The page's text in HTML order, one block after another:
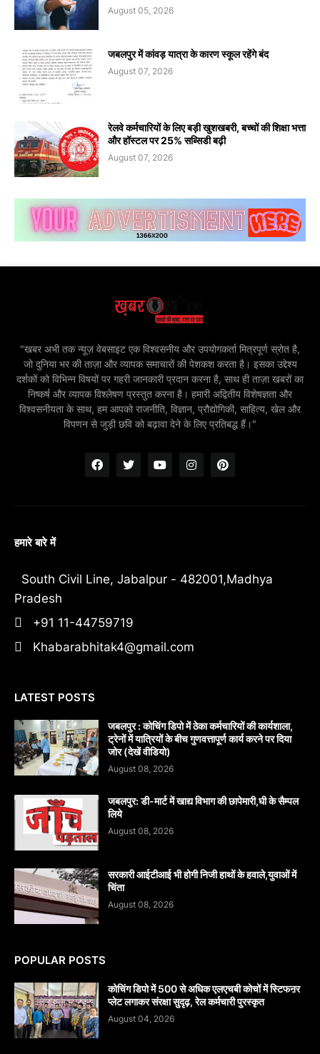
August 05, 2026
जबलपुर में कांवड़ यात्रा के कारण स्कूल रहेंगे बंद
August 07, 2026
रेलवे कर्मचारियों के लिए बड़ी खुशखबरी, बच्चों की शिक्षा भत्ता
और हॉस्टल पर 25% सब्सिडी बढ़ी
August 07, 2026
"खबर अभी तक न्यूज़ वेबसाइट एक विश्वसनीय और उपयोगकर्ता मित्रपूर्ण स्रोत है,
जो दुनिया भर की ताज़ा और व्यापक समाचारों की पेशकश करता है। इसका उद्देश्य
दर्शकों को विभिन्न विषयों पर गहरी जानकारी प्रदान करना है, साथ ही ताज़ा खबरों का
निष्कर्ष और व्यापक विश्लेषण प्रस्तुत करना है। हमारी अद्वितीय विशेषज्ञता और
विश्वसनीयता के साथ, हम आपको राजनीति, विज्ञान, प्रौद्योगिकी, साहित्य, खेल और
विपणन से जुड़ी छवि को बढ़ावा देने के लिए प्रतिबद्ध हैं।"
हमारे बारे में
South Civil Line, Jabalpur - 482001,Madhya
Pradesh
+91 11-44759719
Khabarabhitak4@gmail.com
LATEST POSTS
जबलपुर : कोचिंग डिपो में ठेका कर्मचारियों की कार्यशाला,
ट्रेनों में यात्रियों के बीच गुणवत्तापूर्ण कार्य करने पर दिया
जोर (देखें वीडियो)
August 08, 2026
जबलपुर: डी-मार्ट में खाद्य विभाग की छापेमारी,घी के सैम्पल
लिये
August 08, 2026
सरकारी आईटीआई भी होगी निजी हाथों के हवाले,युवाओं में
चिंता
August 08, 2026
POPULAR POSTS
कोचिंग डिपो में 500 से अधिक एलएचबी कोचों में स्टिफऩर
प्लेट लगाकर संरक्षा सुदृढ़, रेल कर्मचारी पुरस्कृत
August 04, 2026